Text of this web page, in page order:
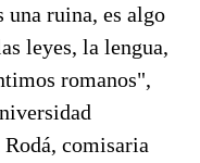
ruina, es algo
leyes, la lengua,
romanos",
comisaria